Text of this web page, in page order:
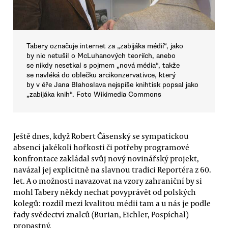
Tabery označuje internet za „zabijáka médií“, jako
by nic netušil o McLuhanových teoriích, anebo
se nikdy nesetkal s pojmem „nová média“, takže
se navléká do oblečku arcikonzervativce, který
by v éře Jana Blahoslava nejspíše knihtisk popsal jako
„zabijáka knih“. Foto Wikimedia Commons
Ještě dnes, když Robert Čásenský se sympatickou
absencí jakékoli hořkosti či potřeby programové
konfrontace zakládal svůj nový novinářský projekt,
navázal jej explicitně na slavnou tradici Reportéra z 60.
let. A o možnosti navazovat na vzory zahraniční by si
mohl Tabery někdy nechat povyprávět od polských
kolegů: rozdíl mezi kvalitou médii tam a u nás je podle
řady svědectví znalců (Burian, Eichler, Pospíchal)
propastný.